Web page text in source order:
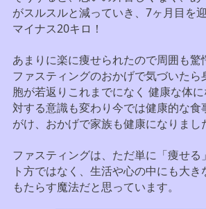
がスルスルと減っていき、7ヶ月目を
マイナス20キロ！
あまりに楽に痩せられたので周囲も驚
ファスティングのおかげで気づいたら
胞が若返りこれまでになく 健康な体
対する意識も変わり今では健康的な食
がけ、おかげで家族も健康になりまし
ファスティングは、ただ単に「痩せる
ト方ではなく、生活や心の中にも大
もたらす魔法だと思っています。